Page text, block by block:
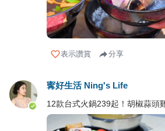
表示讚賞 分享
寗好生活 Ning's Life
12款台式火鍋239起！胡椒蒜頭